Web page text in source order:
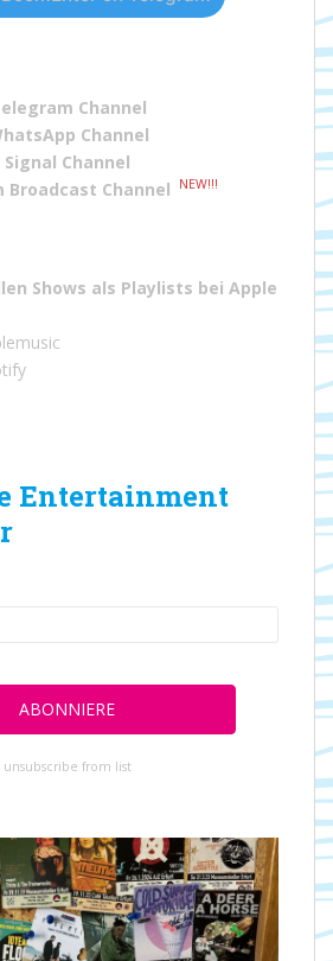
Channel
Channel
Signal Channel
Broadcast Channel
NEW!!!
Shows als Playlists bei Apple
Entertainment
unsubscribe from list